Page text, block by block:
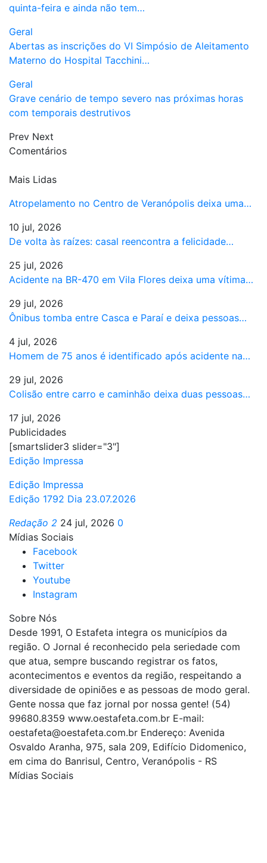
quinta-feira e ainda não tem…
Geral
Abertas as inscrições do VI Simpósio de Aleitamento
Materno do Hospital Tacchini…
Geral
Grave cenário de tempo severo nas próximas horas
com temporais destrutivos
Prev Next
Comentários
Mais Lidas
Atropelamento no Centro de Veranópolis deixa uma…
10 jul, 2026
De volta às raízes: casal reencontra a felicidade…
25 jul, 2026
Acidente na BR-470 em Vila Flores deixa uma vítima…
29 jul, 2026
Ônibus tomba entre Casca e Paraí e deixa pessoas…
4 jul, 2026
Homem de 75 anos é identificado após acidente na…
29 jul, 2026
Colisão entre carro e caminhão deixa duas pessoas…
17 jul, 2026
Publicidades
[smartslider3 slider="3"]
Edição Impressa
Edição Impressa
Edição 1792 Dia 23.07.2026
Redação 2 24 jul, 2026 0
Mídias Sociais
Facebook
Twitter
Youtube
Instagram
Sobre Nós
Desde 1991, O Estafeta integra os municípios da
região. O Jornal é reconhecido pela seriedade com
que atua, sempre buscando registrar os fatos,
acontecimentos e eventos da região, respeitando a
diversidade de opiniões e as pessoas de modo geral.
Gente nossa que faz jornal por nossa gente! (54)
99680.8359 www.oestafeta.com.br E-mail:
oestafeta@oestafeta.com.br Endereço: Avenida
Osvaldo Aranha, 975, sala 209, Edifício Didomenico,
em cima do Banrisul, Centro, Veranópolis - RS
Mídias Sociais